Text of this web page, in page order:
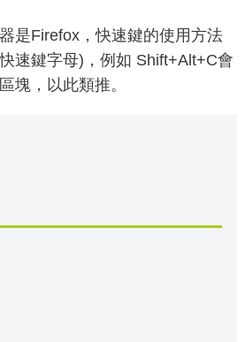
是Firefox，快速鍵的使用方法
速鍵字母)，例如 Shift+Alt+C會
塊，以此類推。